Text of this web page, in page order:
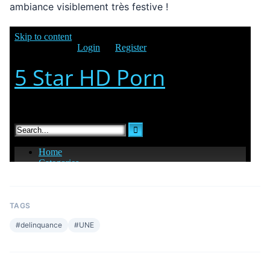
ambiance visiblement très festive !
TAGS
#delinquance #UNE